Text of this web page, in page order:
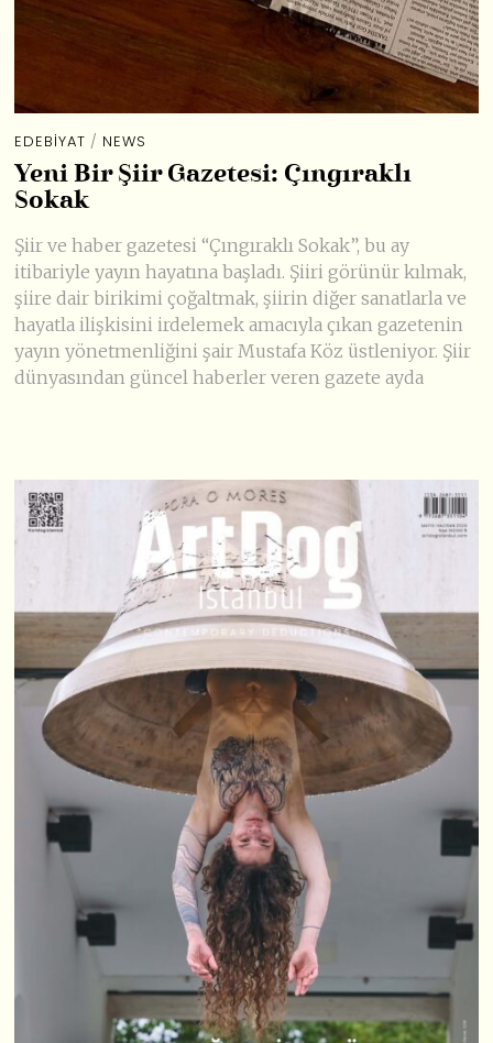
EDEBIYAT / NEWS
Yeni Bir Şiir Gazetesi: Çıngıraklı
Sokak
Şiir ve haber gazetesi “Çıngıraklı Sokak”, bu ay
itibariyle yayın hayatına başladı. Şiiri görünür kılmak,
şiire dair birikimi çoğaltmak, şiirin diğer sanatlarla ve
hayatla ilişkisini irdelemek amacıyla çıkan gazetenin
yayın yönetmenliğini şair Mustafa Köz üstleniyor. Şiir
dünyasından güncel haberler veren gazete ayda